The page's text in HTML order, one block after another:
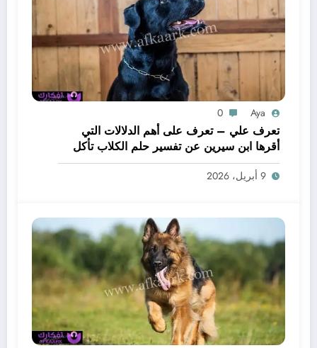
Aya
0
تعرف علي – تعرف على أهم الدلالات التي
أقرها ابن سيرين عن تفسير حلم الكلاب تأكل
لحم – بالتفصيل
9 أبريل، 2026